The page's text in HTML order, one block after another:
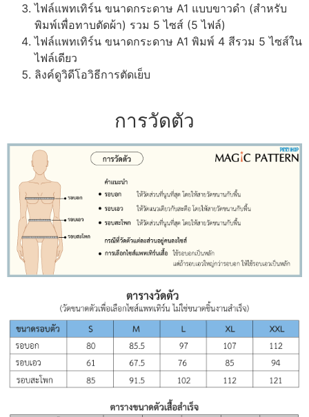
ไฟล์แพทเทิร์น ขนาดกระดาษ A1 แบบขาวดำ (สำหรับ
พิมพ์เพื่อทาบตัดผ้า) รวม 5 ไซส์ (5 ไฟล์)
ไฟล์แพทเทิร์น ขนาดกระดาษ A1 พิมพ์ 4 สีรวม 5 ไซส์ใน
ไฟล์เดียว
ลิงค์ดูวิดีโอวิธีการตัดเย็บ
การวัดตัว